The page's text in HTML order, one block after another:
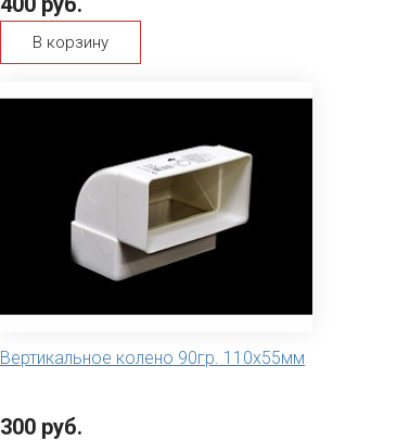
В корзину
Вертикальное колено 90гр. 110х55мм
300 руб.